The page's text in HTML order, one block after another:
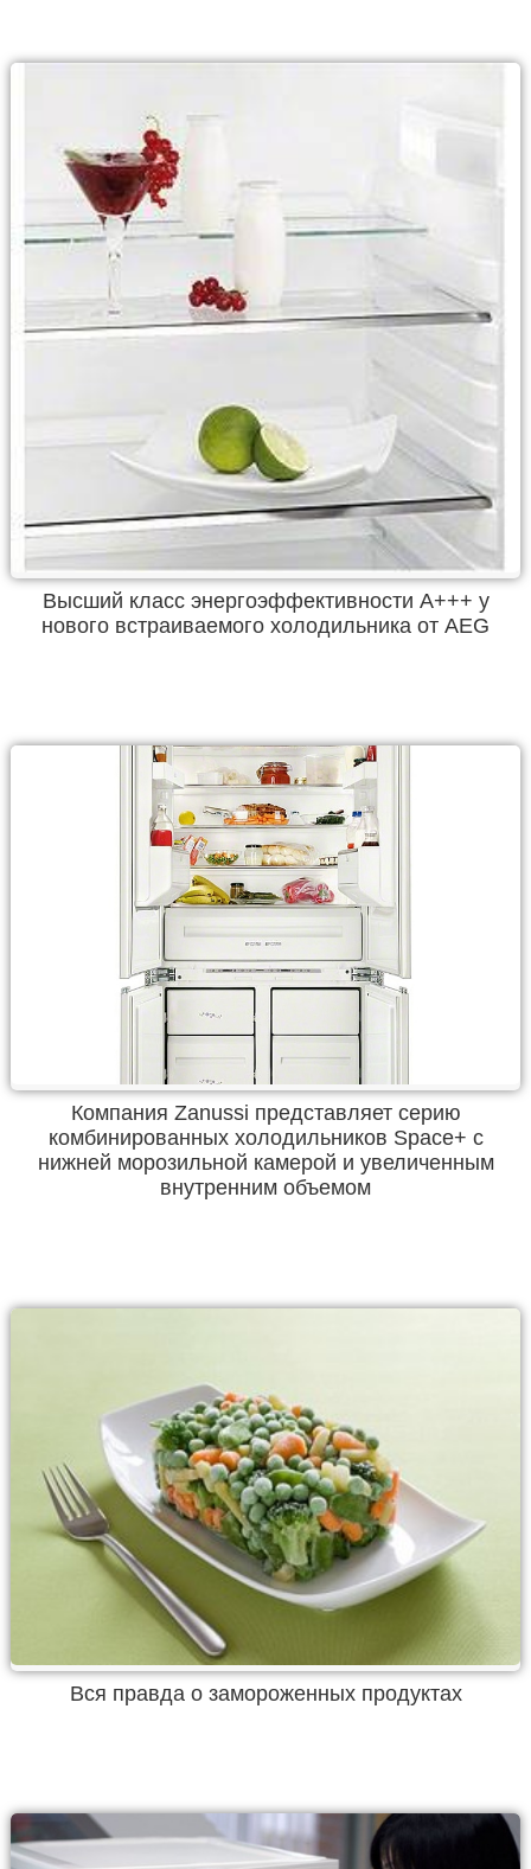
Высший класс энергоэффективности А+++ у
нового встраиваемого холодильника от AEG
Компания Zanussi представляет серию
комбинированных холодильников Spaсe+ c
нижней морозильной камерой и увеличенным
внутренним объемом
Вся правда о замороженных продуктах